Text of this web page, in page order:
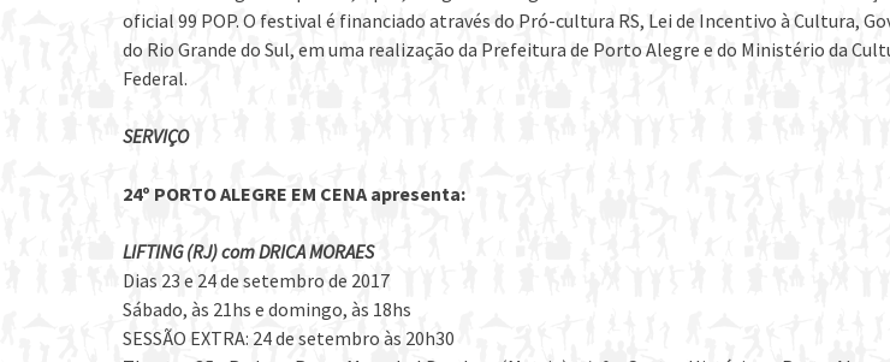
oficial 99 POP. O festival é financiado através do Pró-cultura RS, Lei de Incentivo à Cultura,
do Rio Grande do Sul, em uma realização da Prefeitura de Porto Alegre e do Ministério da
Federal.
SERVIÇO
24º PORTO ALEGRE EM CENA apresenta:
LIFTING (RJ) com DRICA MORAES
Dias 23 e 24 de setembro de 2017
Sábado, às 21hs e domingo, às 18hs
SESSÃO EXTRA: 24 de setembro às 20h30